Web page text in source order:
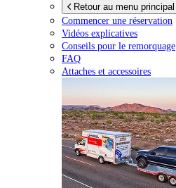
Retour au menu principal
Commencer une réservation
Vidéos explicatives
Conseils pour le remorquage
FAQ
Attaches et accessoires